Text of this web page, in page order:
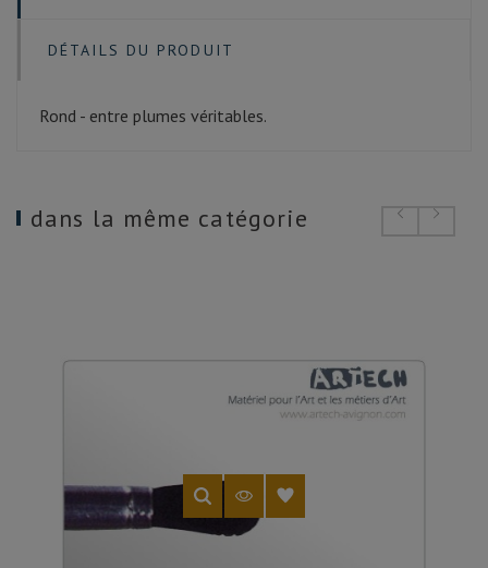
DÉTAILS DU PRODUIT
Rond - entre plumes véritables.
dans la même catégorie